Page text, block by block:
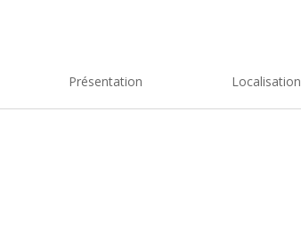
Présentation Localisation